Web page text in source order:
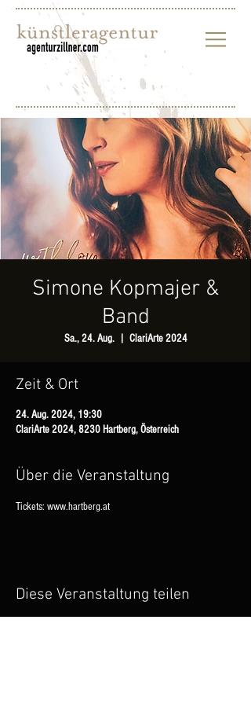
Simone Kopmajer &
Band
Sa., 24. Aug.
  |
ClariArte 2024
Zeit & Ort
24. Aug. 2024, 19:30
ClariArte 2024, 8230 Hartberg, Österreich
Über die Veranstaltung
Tickets: www.hartberg.at
Diese Veranstaltung teilen